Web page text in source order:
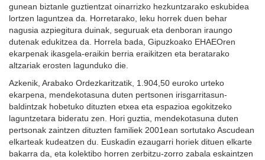
gunean biztanle guztientzat oinarrizko hezkuntzarako eskubidea
lortzen laguntzea da. Horretarako, leku horrek duen behar
nagusia azpiegitura duinak, seguruak eta denboran iraungo
dutenak edukitzea da. Horrela bada, Gipuzkoako EHAEOren
ekarpenak ikasgela-eraikin berria eraikitzen eta beratarako
altzariak erosten lagunduko die.
Azkenik, Arabako Ordezkaritzatik, 1.904,50 euroko urteko
ekarpena, mendekotasuna duten pertsonen irisgarritasun-
baldintzak hobetuko dituzten etxea eta espazioa egokitzeko
laguntzetara bideratu zen. Hori guztia, mendekotasuna duten
pertsonak zaintzen dituzten familiek 2001ean sortutako Ascudean
elkarteak kudeatzen du. Euskadin ezaugarri horiek dituen elkarte
bakarra da, eta kolektibo horren zerbitzu-zorro zabala eskaintzen